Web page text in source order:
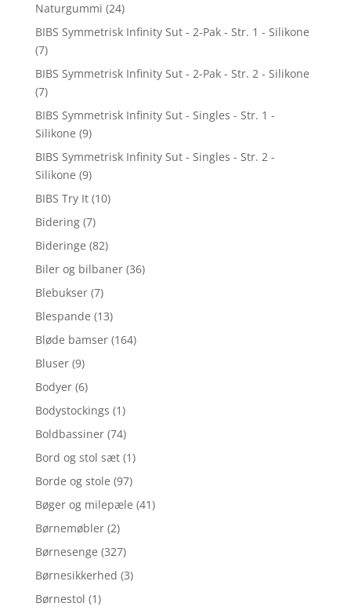
Naturgummi (24)
BIBS Symmetrisk Infinity Sut - 2-Pak - Str. 1 - Silikone
(7)
BIBS Symmetrisk Infinity Sut - 2-Pak - Str. 2 - Silikone
(7)
BIBS Symmetrisk Infinity Sut - Singles - Str. 1 -
Silikone (9)
BIBS Symmetrisk Infinity Sut - Singles - Str. 2 -
Silikone (9)
BIBS Try It (10)
Bidering (7)
Bideringe (82)
Biler og bilbaner (36)
Blebukser (7)
Blespande (13)
Bløde bamser (164)
Bluser (9)
Bodyer (6)
Bodystockings (1)
Boldbassiner (74)
Bord og stol sæt (1)
Borde og stole (97)
Bøger og milepæle (41)
Børnemøbler (2)
Børnesenge (327)
Børnesikkerhed (3)
Børnestol (1)